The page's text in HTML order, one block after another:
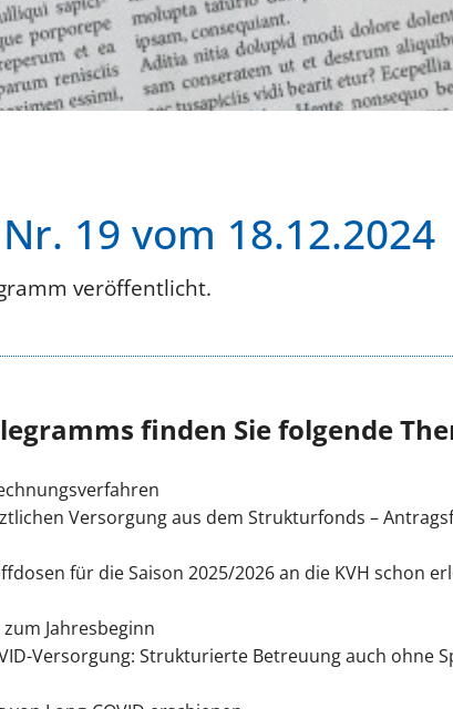
19 vom 18.12.2024
veröffentlicht.
finden Sie folgende
Versorgung aus dem Strukturfonds –
für die Saison 2025/2026 an die KVH schon
Jahresbeginn
Versorgung: Strukturierte Betreuung auch ohne